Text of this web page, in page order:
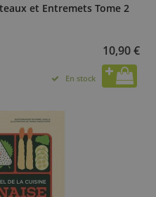
et Entremets Tome 2
10,90 €
En stock